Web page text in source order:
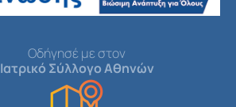
Οδήγησέ με στον
Ιατρικό Σύλλογο Αθηνών